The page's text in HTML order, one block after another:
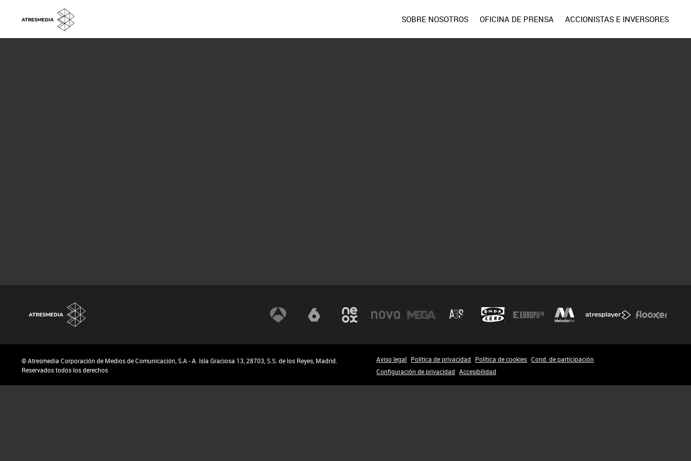
SOBRE NOSOTROS OFICINA DE PRENSA ACCIONISTAS E INVERSORES
© Atresmedia Corporación de Medios de Comunicación, S.A - A. Isla Graciosa 13, 28703, S.S. de los Reyes, Madrid.
Reservados todos los derechos
Aviso legal Política de privacidad Política de cookies Cond. de participación
Configuración de privacidad Accesibilidad